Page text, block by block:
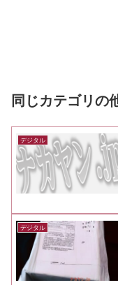
同じカテゴリの
デジタル
デジタル